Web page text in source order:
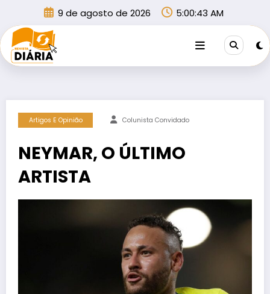
conteúdo
9 de agosto de 2026 5:00:43 AM
Artigos E Opinião Colunista Convidado
NEYMAR, O ÚLTIMO
ARTISTA